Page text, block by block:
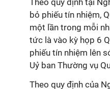
Theo quy định tại
bỏ phiếu tín nhiệm,
một lần trong mỗi
tức là vào kỳ họp 6
phiếu tín nhiệm lên
Uỷ ban Thường vụ
Theo quy định của